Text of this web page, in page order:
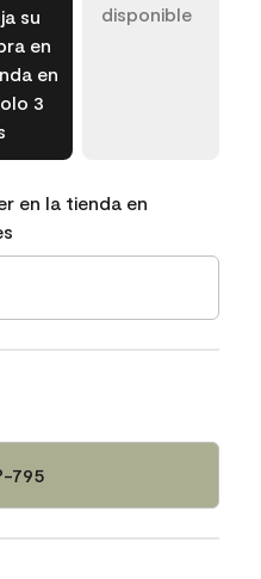
su
en
en
3
disponible
en la tienda en
795